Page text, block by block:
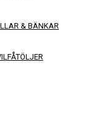
& BÄNKAR